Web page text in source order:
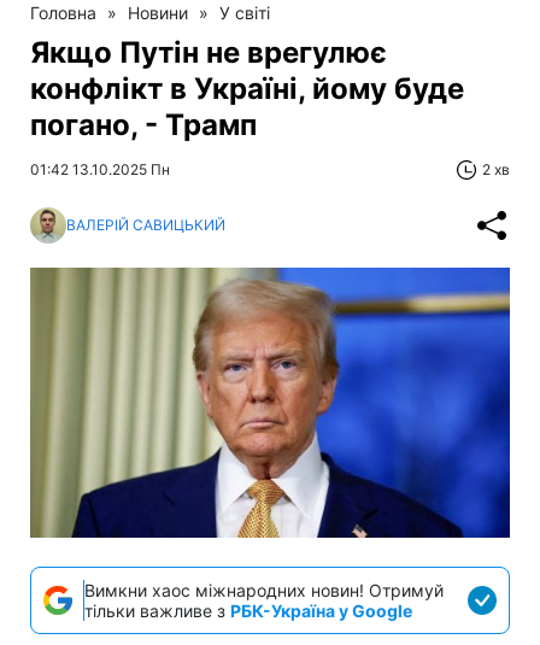
Головна » Новини » У світі
Якщо Путін не врегулює
конфлікт в Україні, йому буде
погано, - Трамп
01:42 13.10.2025 Пн 2 хв
ВАЛЕРІЙ САВИЦЬКИЙ
Вимкни хаос міжнародних новин! Отримуй
тільки важливе з РБК-Україна у Google